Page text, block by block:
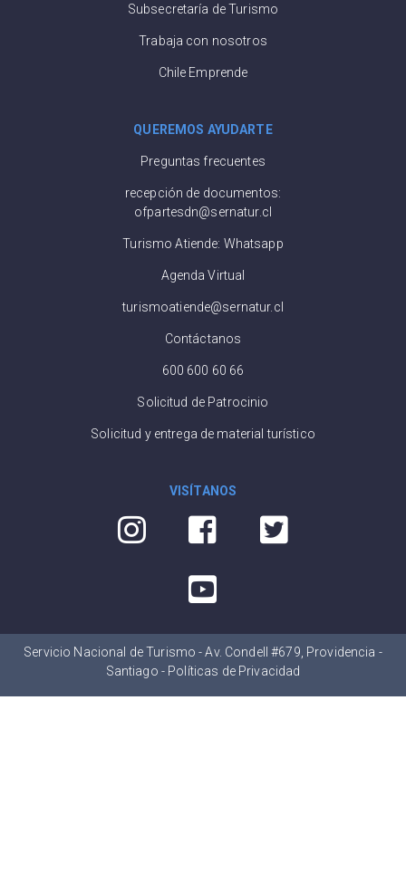
Subsecretaría de Turismo
Trabaja con nosotros
Chile Emprende
QUEREMOS AYUDARTE
Preguntas frecuentes
recepción de documentos:
ofpartesdn@sernatur.cl
Turismo Atiende: Whatsapp
Agenda Virtual
turismoatiende@sernatur.cl
Contáctanos
600 600 60 66
Solicitud de Patrocinio
Solicitud y entrega de material turístico
VISÍTANOS
Servicio Nacional de Turismo - Av. Condell #679, Providencia -
Santiago - Políticas de Privacidad